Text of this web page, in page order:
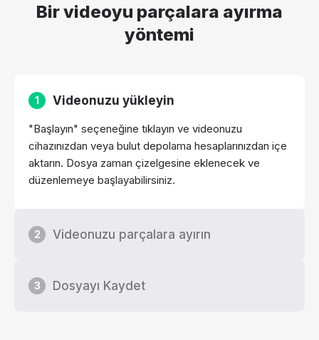
Bir videoyu parçalara ayırma
yöntemi
1 Videonuzu yükleyin
"Başlayın" seçeneğine tıklayın ve videonuzu
cihazınızdan veya bulut depolama hesaplarınızdan içe
aktarın. Dosya zaman çizelgesine eklenecek ve
düzenlemeye başlayabilirsiniz.
2 Videonuzu parçalara ayırın
3 Dosyayı Kaydet